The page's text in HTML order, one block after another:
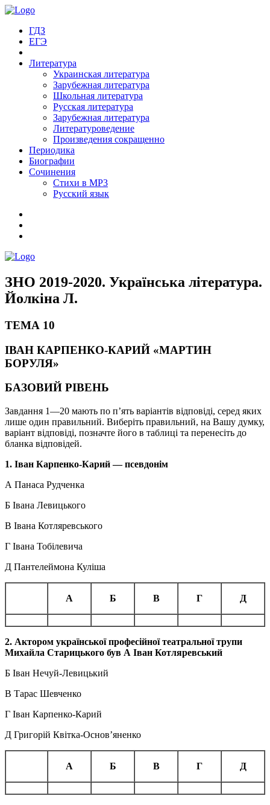
ГДЗ
ЕГЭ
Литература
Украинская литература
Зарубежная литература
Школьная литература
Русская литература
Зарубежная литература
Литературоведение
Произведения сокращенно
Периодика
Биографии
Сочинения
Стихи в MP3
Русский язык
ЗНО 2019-2020. Українська література.
Йолкіна Л.
ТЕМА 10
ІВАН КАРПЕНКО-КАРИЙ «МАРТИН
БОРУЛЯ»
БАЗОВИЙ РІВЕНЬ
Завдання 1—20 мають по п’ять варіантів відповіді, серед яких
лише один правильний. Виберіть правильний, на Вашу думку,
варіант відповіді, позначте його в таблиці та перенесіть до
бланка відповідей.
1. Іван Карпенко-Карий — псевдонім
А Панаса Рудченка
Б Івана Левицького
В Івана Котляревського
Г Івана Тобілевича
Д Пантелеймона Куліша
А Б В Г Д
2. Актором української професійної театральної трупи
Михайла Старицького був А Іван Котляревський
Б Іван Нечуй-Левицький
В Тарас Шевченко
Г Іван Карпенко-Карий
Д Григорій Квітка-Основ’яненко
А Б В Г Д